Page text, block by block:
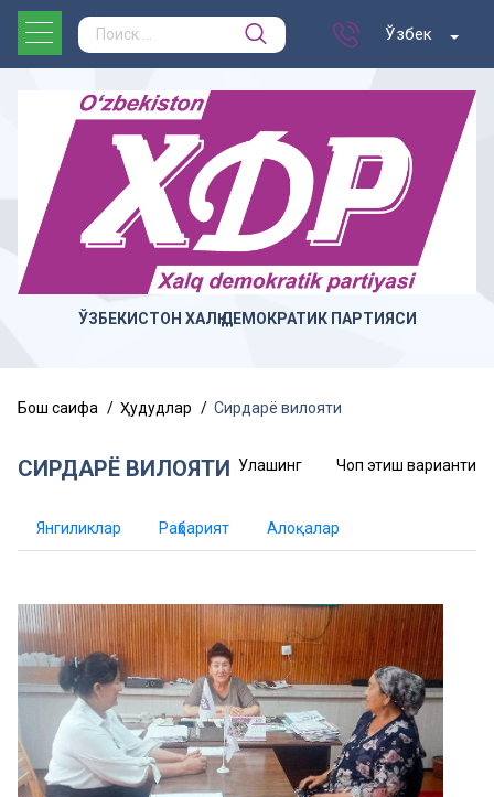
Ўзбек
ЎЗБЕКИСТОН ХАЛҚ ДЕМОКРАТИК ПАРТИЯСИ
Бош саҳифа Ҳудудлар Сирдарё вилояти
СИРДАРЁ ВИЛОЯТИ Улашинг Чоп этиш варианти
Янгиликлар Раҳбарият Алоқалар